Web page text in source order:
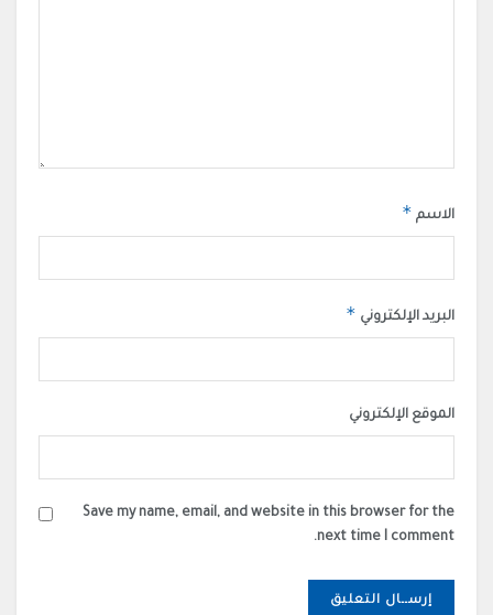
الاسم *
البريد الإلكتروني *
الموقع الإلكتروني
Save my name, email, and website in this browser for the
next time I comment.